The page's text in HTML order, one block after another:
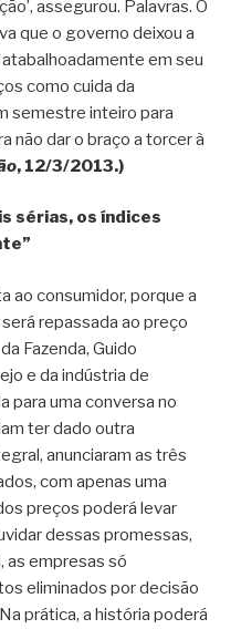
assegurou. Palavras. O
que o governo deixou a
em seu
como cuida da
semestre inteiro para
não dar o braço a torcer à
, 12/3/2013.)
sérias, os índices
ao consumidor, porque a
repassada ao preço
Fazenda, Guido
e da indústria de
para uma conversa no
ter dado outra
anunciaram as três
com apenas uma
preços poderá levar
dessas promessas,
as empresas só
eliminados por decisão
prática, a história poderá